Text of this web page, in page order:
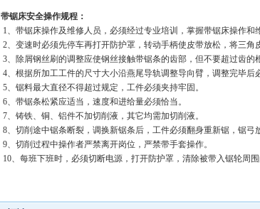
带锯床安全操作规程：
1、带锯床操作及维修人员，必须经过专业培训，掌握带锯床操作
2、变速时必须先停车再打开防护罩，转动手柄使皮带放松，将三角
3、除屑钢丝刷的调整应使钢丝接触带锯条的齿部，但不要超过齿的
4、根据所加工工件的尺寸大小沿燕尾导轨调整导向臂，调整完毕后
5、锯料最大直径不得超过规定，工件必须夹持牢固。
6、带锯条松紧应适当，速度和进给量必须恰当。
7、铸铁、铜、铝件不加切削液，其它均需加切削液。
8、切削途中锯条断裂，调换新锯条后，工件必须翻身重新锯，锯弓
9、切削过程中操作者严禁离开岗位，严禁带手套操作。
10、每班下班时，必须切断电源，打开防护罩，清除被带入锯轮周